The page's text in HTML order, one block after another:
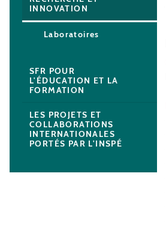
INNOVATION
Laboratoires
SFR POUR
L'ÉDUCATION ET LA
FORMATION
LES PROJETS ET
COLLABORATIONS
INTERNATIONALES
PORTÉS PAR L'INSPÉ